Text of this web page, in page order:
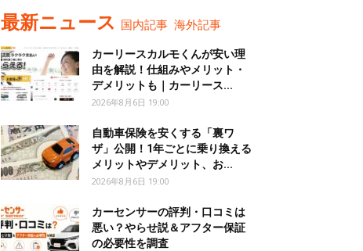
最新ニュース 国内記事 海外記事
カーリースカルモくんが安い理
由を解説！仕組みやメリット・
デメリットも｜カーリース...
2026年8月6日 19:00
自動車保険を安くする「裏ワ
ザ」公開！1年ごとに乗り換える
メリットやデメリット、お...
2026年8月6日 19:00
カーセンサーの評判・口コミは
悪い？やらせ説＆アフター保証
の必要性を調査